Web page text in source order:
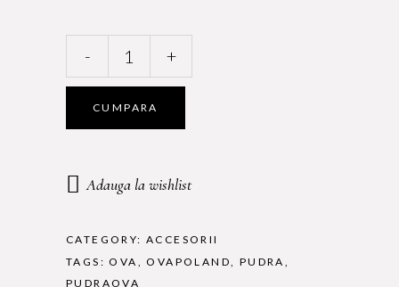
Translucida
Fixare
Schita
- +
CUMPARA
Adauga la wishlist
CATEGORY:ACCESORII
TAGS:OVA ,OVAPOLAND, PUDRA ,
PUDRAOVA